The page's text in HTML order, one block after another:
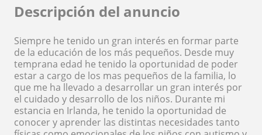
Descripción del anuncio
Siempre he tenido un gran interés en formar parte
de la educación de los más pequeños. Desde muy
temprana edad he tenido la oportunidad de poder
estar a cargo de los mas pequeños de la familia, lo
que me ha llevado a desarrollar un gran interés por
el cuidado y desarrollo de los niños. Durante mi
estancia en Irlanda, he tenido la oportunidad de
conocer y aprender las distintas necesidades tanto